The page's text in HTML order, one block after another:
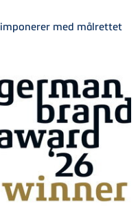
imponerer med målrettet